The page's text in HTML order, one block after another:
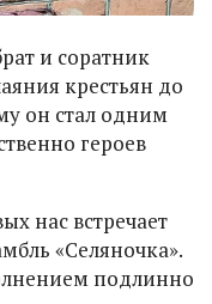
и соратник
крестьян до
он стал одним
героев
нас встречает
«Селяночка».
подлинно